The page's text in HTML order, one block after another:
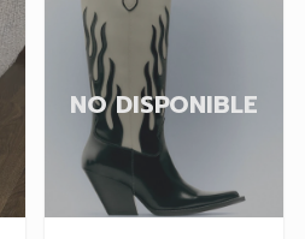
NO DISPONIBLE